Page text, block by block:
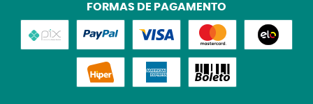
FORMAS DE PAGAMENTO